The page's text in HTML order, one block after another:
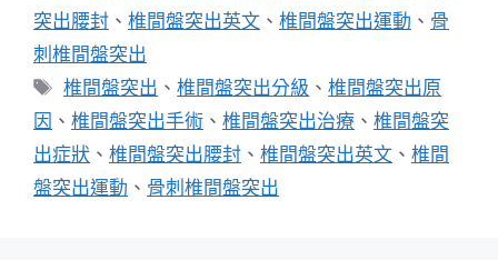
突出腰封 、 椎間盤突出英文 、 椎間盤突出運動 、 骨
刺椎間盤突出
標
籤
椎間盤突出 、椎間盤突出分級 、椎間盤突出原
因 、 椎間盤突出手術 、 椎間盤突出治療 、 椎間盤突
出症狀 、 椎間盤突出腰封 、 椎間盤突出英文 、 椎間
盤突出運動 、 骨刺椎間盤突出